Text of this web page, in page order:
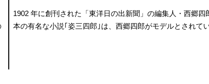
1902 年に創刊された「東洋日の出新聞」の編集人・西郷四
本の有名な小説｢姿三四郎｣は、西郷四郎がモデルとされてい